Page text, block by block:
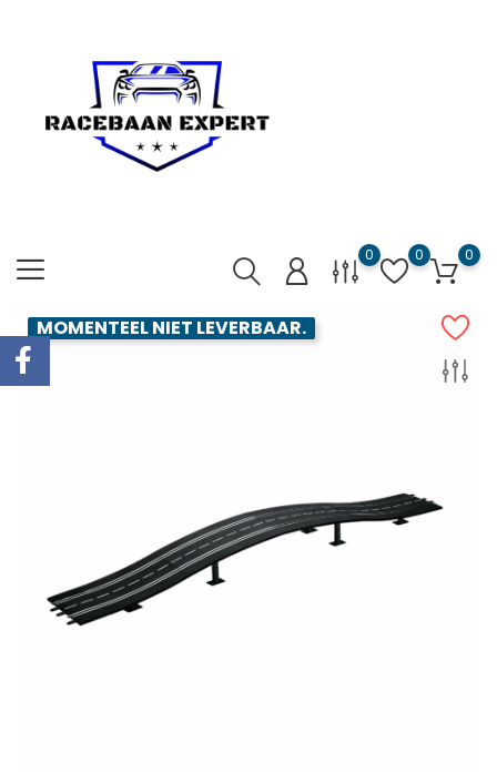
0 0 0
MOMENTEEL NIET LEVERBAAR.